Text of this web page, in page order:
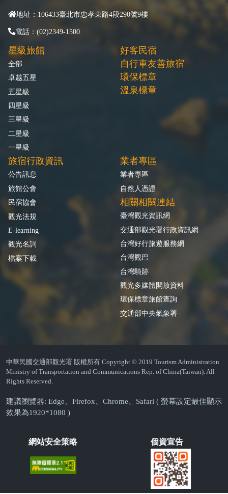
地址：106433臺北市忠孝東路4段290號9樓
電話：(02)2349-1500
星級旅館
全部
卓越五星
五星級
四星級
三星級
二星級
一星級
好客民宿
自行車友善旅宿
環保標章
溫泉標章
旅宿行政資訊
公告訊息
旅館公會
民宿協會
觀光法規
E-learning
觀光名詞
檔案下載
業者專區
業者專區
自然人憑證
相關相關連結
臺灣觀光資訊網
交通部觀光署行政資訊網
台灣好行旅遊服務網
台灣觀巴
台灣騎跡
觀光多媒體開放資料
環保標章旅館查詢
交通部中央氣象署
中華民國交通部觀光署 版權所有 Copyright © 2019 Tourism Administration
Ministry of Transportation and Communications Rep. of China(Taiwan). All
Rights Reserved.
建議瀏覽器: Edge、Firefox、Chrome、Safari ( 螢幕設定最佳顯示
效果為1920*1080 )
網站安全策略 個資宣告